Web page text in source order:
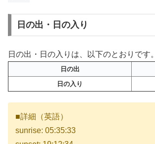
日の出・日の入り
日の出・日の入りは、以下のとおりです。
日の出
日の入り
■詳細（英語）
sunrise: 05:35:33